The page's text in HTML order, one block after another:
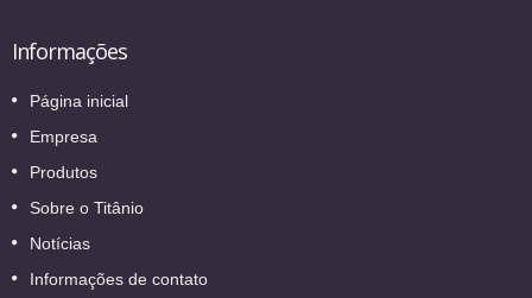
Informações
Página inicial
Empresa
Produtos
Sobre o Titânio
Notícias
Informações de contato